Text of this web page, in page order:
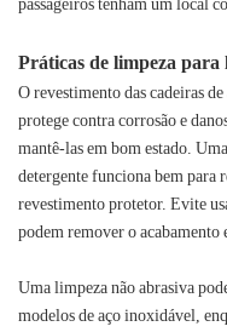
passageiros tenham um local
Práticas de limpeza para
O revestimento das cadeiras
protege contra corrosão e
mantê-las em bom estado.
detergente funciona bem para
revestimento protetor. Evite
podem remover o
Uma limpeza não abrasiva
modelos de aço inoxidável,